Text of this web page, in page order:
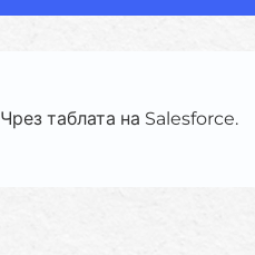
Чрез таблата на Salesforce.